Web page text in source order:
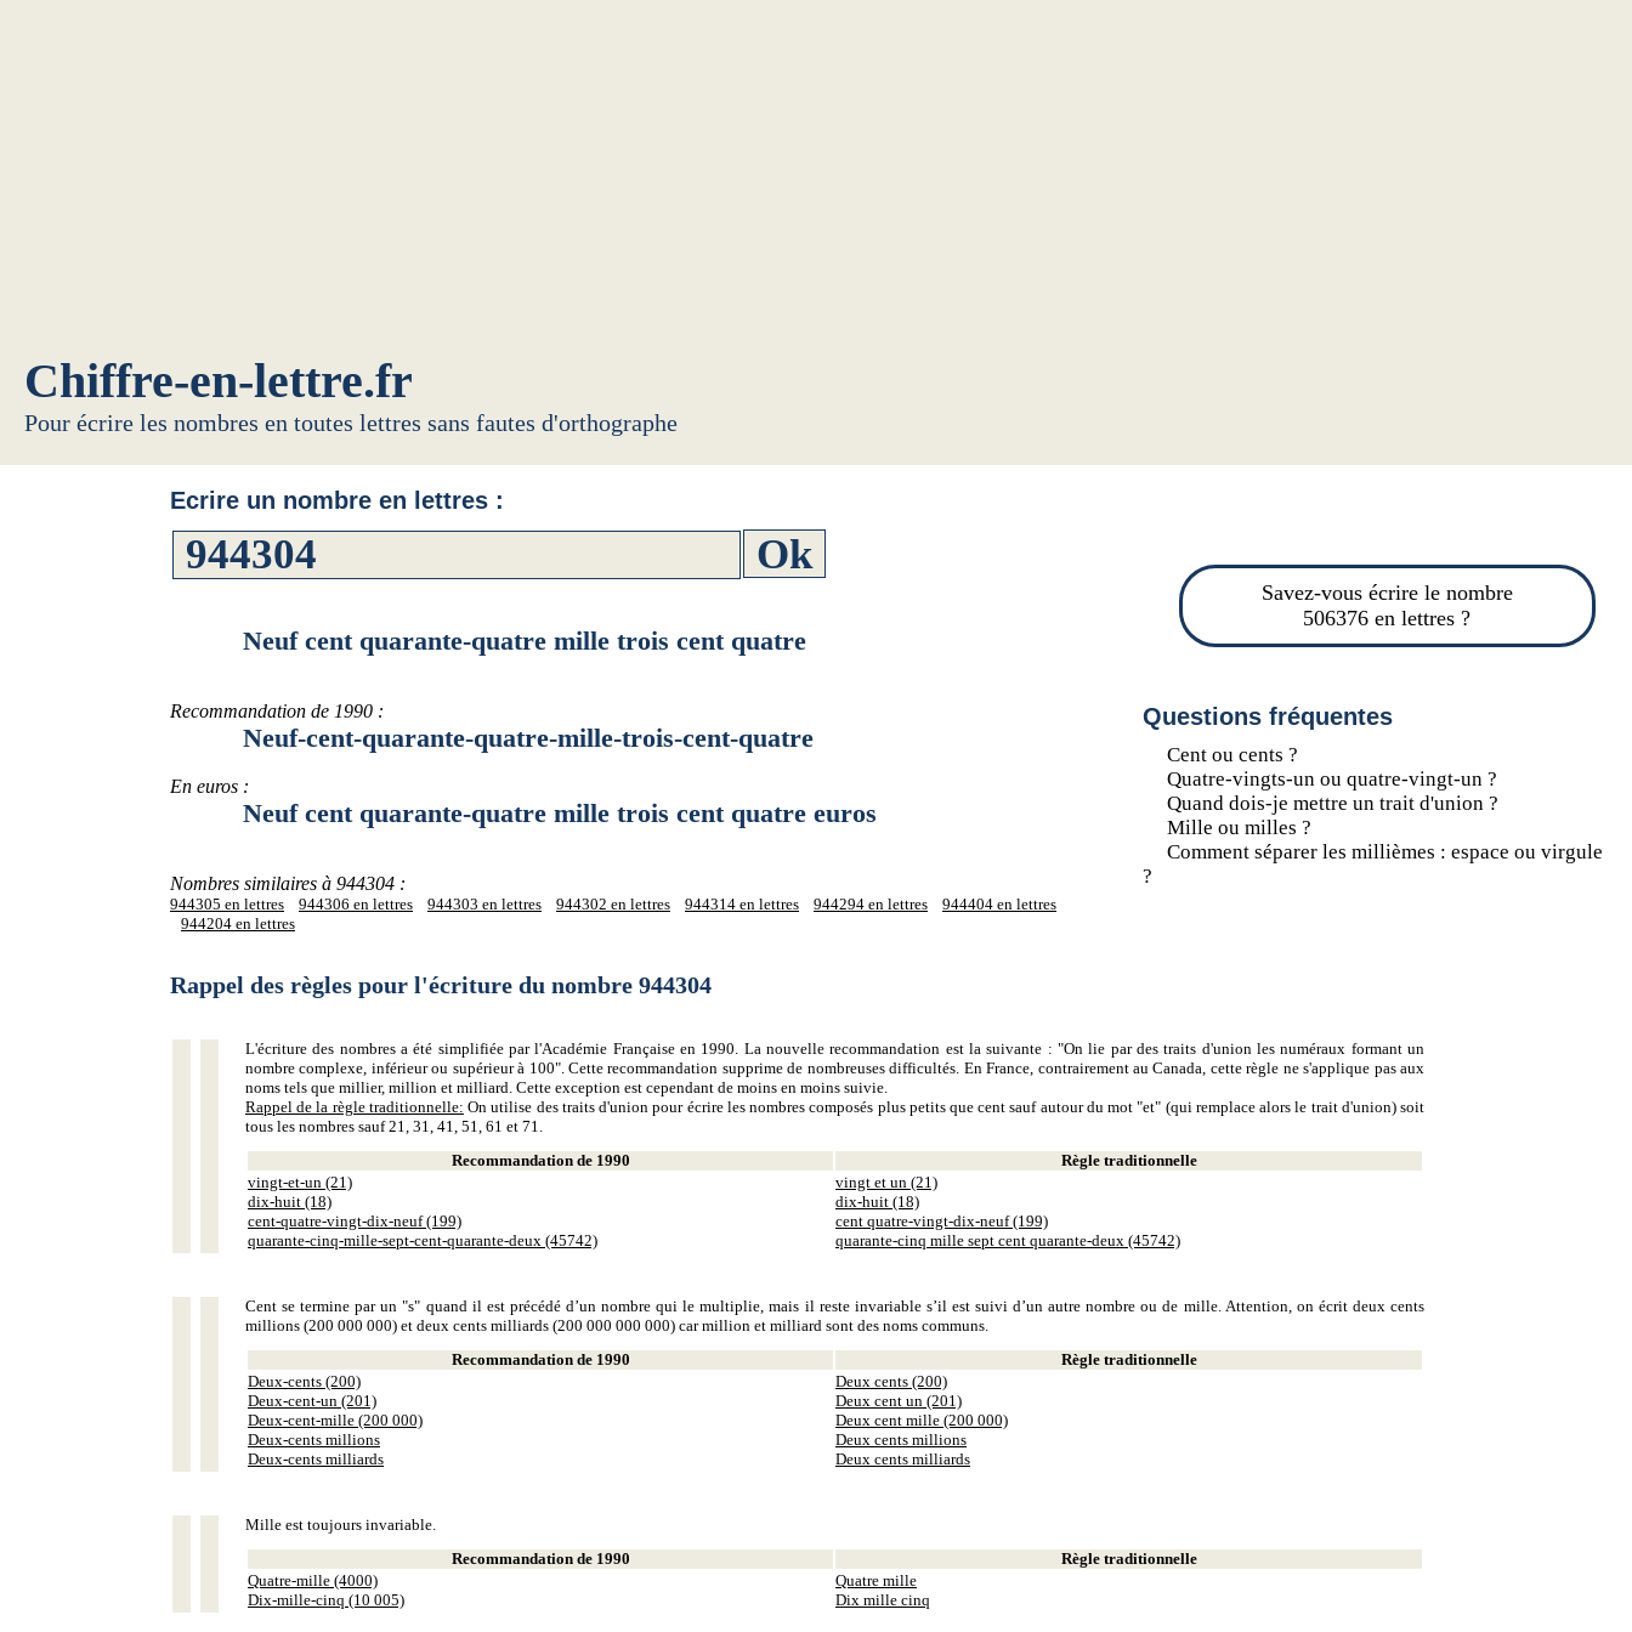
Chiffre-en-lettre.fr
Pour écrire les nombres en toutes lettres sans fautes d'orthographe
Savez-vous écrire le nombre
506376 en lettres ?
Questions fréquentes
Cent ou cents ?
Quatre-vingts-un ou quatre-vingt-un ?
Quand dois-je mettre un trait d'union ?
Mille ou milles ?
Comment séparer les millièmes : espace ou virgule
?
Ecrire un nombre en lettres :
Neuf cent quarante-quatre mille trois cent quatre
Recommandation de 1990 :
Neuf-cent-quarante-quatre-mille-trois-cent-quatre
En euros :
Neuf cent quarante-quatre mille trois cent quatre euros
Nombres similaires à 944304 :
944305 en lettres 944306 en lettres 944303 en lettres 944302 en lettres 944314 en lettres 944294 en lettres
944404 en lettres
944204 en lettres
Rappel des règles pour l'écriture du nombre 944304
L'écriture des nombres a été simplifiée par l'Académie Française en 1990. La nouvelle recommandation est la suivante : "On lie par des traits d'union les numéraux formant un
nombre complexe, inférieur ou supérieur à 100". Cette recommandation supprime de nombreuses difficultés. En France, contrairement au Canada, cette règle ne s'applique pas aux
noms tels que millier, million et milliard. Cette exception est cependant de moins en moins suivie.
Rappel de la règle traditionnelle: On utilise des traits d'union pour écrire les nombres composés plus petits que cent sauf autour du mot "et" (qui remplace alors le trait d'union) soit
tous les nombres sauf 21, 31, 41, 51, 61 et 71.
Recommandation de 1990
Règle traditionnelle
vingt-et-un (21)
dix-huit (18)
cent-quatre-vingt-dix-neuf (199)
quarante-cinq-mille-sept-cent-quarante-deux (45742)
vingt et un (21)
dix-huit (18)
cent quatre-vingt-dix-neuf (199)
quarante-cinq mille sept cent quarante-deux (45742)
Cent se termine par un "s" quand il est précédé d’un nombre qui le multiplie, mais il reste invariable s’il est suivi d’un autre nombre ou de mille. Attention, on écrit deux cents
millions (200 000 000) et deux cents milliards (200 000 000 000) car million et milliard sont des noms communs.
Recommandation de 1990
Règle traditionnelle
Deux-cents (200)
Deux-cent-un (201)
Deux-cent-mille (200 000)
Deux-cents millions
Deux-cents milliards
Deux cents (200)
Deux cent un (201)
Deux cent mille (200 000)
Deux cents millions
Deux cents milliards
Mille est toujours invariable.
Recommandation de 1990
Règle traditionnelle
Quatre-mille (4000)
Dix-mille-cinq (10 005)
Quatre mille
Dix mille cinq